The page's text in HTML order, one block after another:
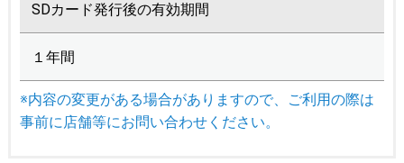
SDカード発行後の有効期間
１年間
※内容の変更がある場合がありますので、ご利用の際は
事前に店舗等にお問い合わせください。